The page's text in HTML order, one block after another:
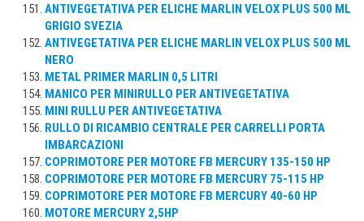
ANTIVEGETATIVA PER ELICHE MARLIN VELOX PLUS 500 ML
GRIGIO SVEZIA
ANTIVEGETATIVA PER ELICHE MARLIN VELOX PLUS 500 ML
NERO
METAL PRIMER MARLIN 0,5 LITRI
MANICO PER MINIRULLO PER ANTIVEGETATIVA
MINI RULLU PER ANTIVEGETATIVA
RULLO DI RICAMBIO CENTRALE PER CARRELLI PORTA
IMBARCAZIONI
COPRIMOTORE PER MOTORE FB MERCURY 135-150 HP
COPRIMOTORE PER MOTORE FB MERCURY 75-115 HP
COPRIMOTORE PER MOTORE FB MERCURY 40-60 HP
MOTORE MERCURY 2,5HP